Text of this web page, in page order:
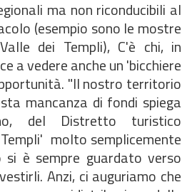
ma non riconducibili al
(esempio sono le mostre
dei Templi), C'è chi, in
a vedere anche un 'bicchiere
"Il nostro territorio
mancanza di fondi spiega
del Distretto turistico
 molto semplicemente
si è sempre guardato verso
Anzi, ci auguriamo che